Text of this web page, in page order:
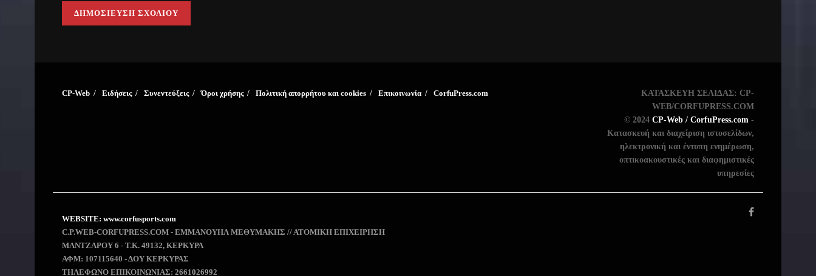
CP-Web Ειδήσεις Συνεντεύξεις Όροι χρήσης Πολιτική απορρήτου και cookies Επικοινωνία CorfuPress.com
ΚΑΤΑΣΚΕΥΗ ΣΕΛΙΔΑΣ: CP-
WEB/CORFUPRESS.COM
© 2024 CP-Web / CorfuPress.com -
Κατασκευή και διαχείριση ιστοσελίδων,
ηλεκτρονική και έντυπη ενημέρωση,
οπτικοακουστικές και διαφημιστικές
υπηρεσίες
WEBSITE: www.corfusports.com
C.P.WEB-CORFUPRESS.COM - ΕΜΜΑΝΟΥΗΛ ΜΕΘΥΜΑΚΗΣ // ΑΤΟΜΙΚΗ ΕΠΙΧΕΙΡΗΣΗ
MANTZAΡΟΥ 6 - T.K. 49132, ΚΕΡΚΥΡΑ
ΑΦΜ: 107115640 - ΔΟΥ ΚΕΡΚΥΡΑΣ
ΤΗΛΕΦΩΝΟ ΕΠΙΚΟΙΝΩΝΙΑΣ: 2661026992